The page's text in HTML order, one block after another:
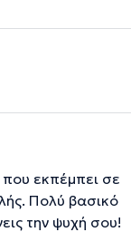
εκπέμπει σε
Πολύ βασικό
την ψυχή σου!